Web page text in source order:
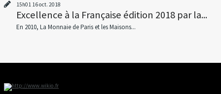
15h01 16oct. 2018
Excellence à la Française édition 2018 par la...
En 2010, La Monnaie de Paris et les Maisons...